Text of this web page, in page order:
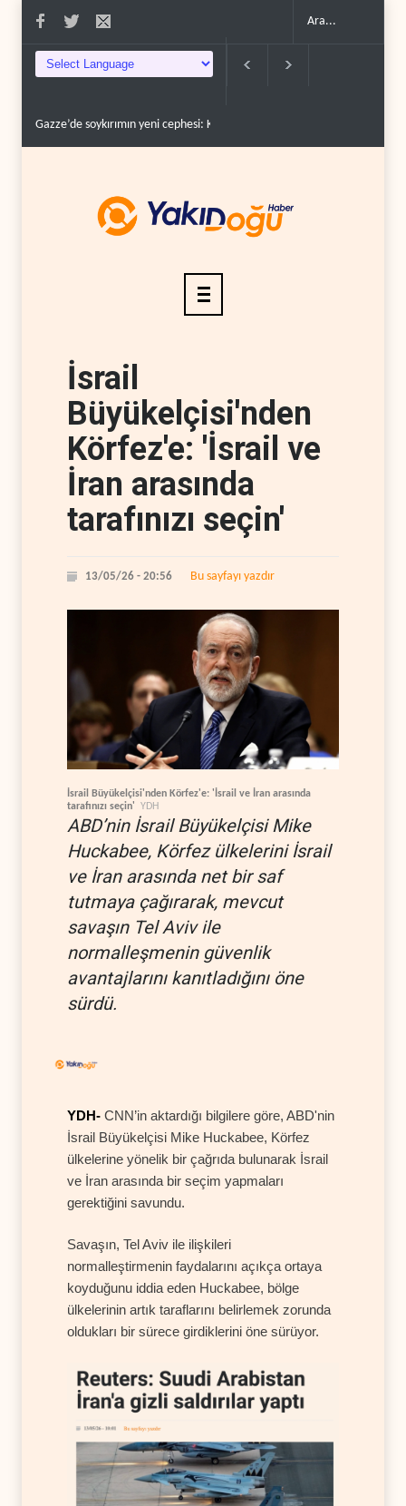
Devrim Lideri ve Pizişkiyan’dan kritik görüşme..
İsrail
Büyükelçisi'nden
Körfez'e: 'İsrail ve
İran arasında
tarafınızı seçin'
13/05/26 - 20:56 Bu sayfayı yazdır
İsrail Büyükelçisi'nden Körfez'e: 'İsrail ve İran arasında
tarafınızı seçin' YDH
ABD’nin İsrail Büyükelçisi Mike
Huckabee, Körfez ülkelerini İsrail
ve İran arasında net bir saf
tutmaya çağırarak, mevcut
savaşın Tel Aviv ile
normalleşmenin güvenlik
avantajlarını kanıtladığını öne
sürdü.
YDH- CNN’in aktardığı bilgilere göre, ABD'nin
İsrail Büyükelçisi Mike Huckabee, Körfez
ülkelerine yönelik bir çağrıda bulunarak İsrail
ve İran arasında bir seçim yapmaları
gerektiğini savundu.
Savaşın, Tel Aviv ile ilişkileri
normalleştirmenin faydalarını açıkça ortaya
koyduğunu iddia eden Huckabee, bölge
ülkelerinin artık taraflarını belirlemek zorunda
oldukları bir sürece girdiklerini öne sürüyor.